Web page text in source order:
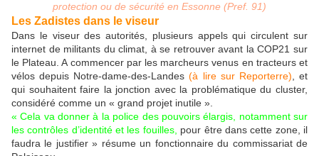
protection ou de sécurité en Essonne (Pref. 91)
Les Zadistes dans le viseur
Dans le viseur des autorités, plusieurs appels qui circulent sur
internet de militants du climat, à se retrouver avant la COP21 sur
le Plateau. A commencer par les marcheurs venus en tracteurs et
vélos depuis Notre-dame-des-Landes(à lire sur Reporterre) , et
qui souhaitent faire la jonction avec la problématique du cluster,
considéré comme un « grand projet inutile ».
« Cela va donner à la police des pouvoirs élargis, notamment sur
les contrôles d’identité et les fouilles, pour être dans cette zone, il
faudra le justifier » résume un fonctionnaire du commissariat de